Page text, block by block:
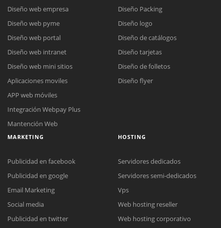
Reunión online
Nuestros ejecutivos le enviarán un correo electrónico con el enlace a
Chat Online
Diseño web empresa
Diseño web pyme
Diseño web portal
Diseño web intranet
Diseño web mini sitios
Aplicaciones moviles
APP web móviles
Integración Webpay Plus
Mantención Web
Diseño Packing
Diseño logo
Diseño de catálogos
Diseño tarjetas
Diseño de folletos
Diseño flyer
MARKETING
Publicidad en facebook
Publicidad en google
Email Marketing
Social media
Publicidad en twitter
HOSTING
Servidores dedicados
Servidores semi-dedicados
Vps
Web hosting reseller
Web hosting corporativo